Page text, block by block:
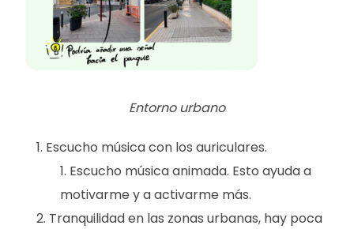
Entorno urbano
Escucho música con los auriculares.
Escucho música animada. Esto ayuda a
motivarme y a activarme más.
Tranquilidad en las zonas urbanas, hay poca